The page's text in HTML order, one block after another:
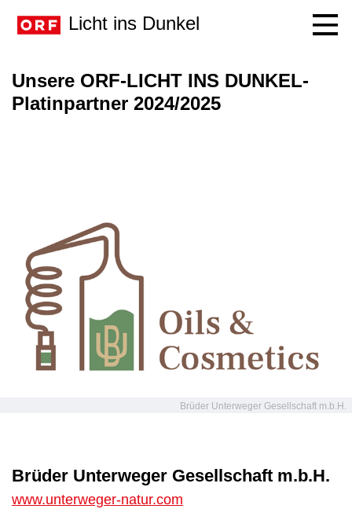
Licht ins Dunkel
Unsere ORF-LICHT INS DUNKEL-
Platinpartner 2024/2025
Brüder Unterweger Gesellschaft m.b.H.
Brüder Unterweger Gesellschaft m.b.H.
www.unterweger-natur.com